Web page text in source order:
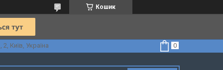
Кошик
Київ, Україна